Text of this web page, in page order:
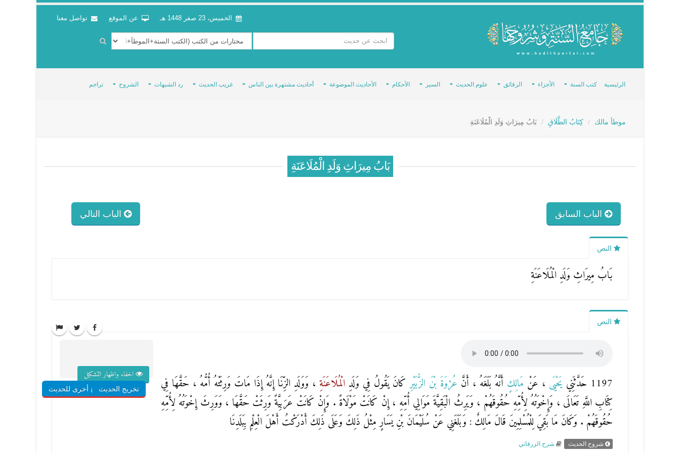
الخميس، 23 صفر 1448 هـ عن الموقع تواصل معنا
الرئيسية كتب السنة الأجزاء الرقائق علوم الحديث السير الأحكام الأحاديث الموضوعة أحاديث مشتهرة بين الناس غريب الحديث رد الشبهات الشروح تراجم
موطأ مالك كِتَابُ الطَّلَاقِ بَابُ مِيرَاثِ وَلَدِ الْمُلَاعَنَةِ
بَابُ مِيرَاثِ وَلَدِ الْمُلَاعَنَةِ
الباب السابق الباب التالي
النص
بَابُ مِيرَاثِ وَلَدِ الْمُلَاعَنَةِ
النص
1197 حَدَّثَنِي يَحْيَى ، عَنْ مَالِكٍ أَنَّهُ بَلَغَهُ ، أَنَّ عُرْوَةَ بْنَ الزُّبَيْرِ كَانَ يَقُولُ فِي وَلَدِ الْمُلَاعَنَةِ ، وَوَلَدِ الزِّنَا إِنَّهُ إِذَا مَاتَ وَرِثَتْهُ أُمُّهُ ، حَقَّهَا فِي
كِتَابِ اللَّهِ تَعَالَى ، وَإِخْوَتُهُ لِأُمِّهِ حُقُوقَهُمْ ، وَيَرِثُ الْبَقِيَّةَ مَوَالِي أُمِّهِ ، إِنْ كَانَتْ مَوْلَاةً . وَإِنْ كَانَتْ عَرَبِيَّةً وَرِثَتْ حَقَّهَا ، وَوَرِثَ إِخْوَتُهُ لِأُمِّهِ
حُقُوقَهُمْ . وَكَانَ مَا بَقِيَ لِلْمُسْلِمِينَ قَالَ مَالِكٌ : وَبَلَغَنِي عَنْ سُلَيْمَانَ بْنِ يَسَارٍ مِثْلُ ذَلِكَ وَعَلَى ذَلِكَ أَدْرَكْتُ أَهْلَ الْعِلْمِ بِبَلَدِنَا
اخفاء واظهار التشكيل
تخريج الحديثشروح أخرى للحديث
شروح الحديث شرح الزرقاني